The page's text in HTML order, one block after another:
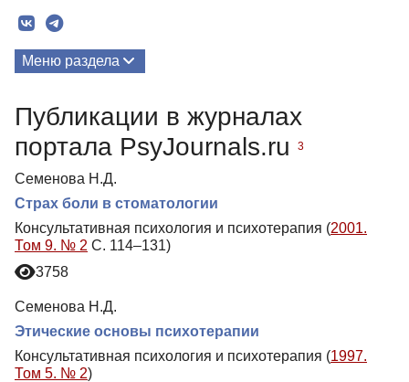
Меню раздела
Публикации в журналах
портала PsyJournals.ru
3
Семенова Н.Д.
Страх боли в стоматологии
Консультативная психология и психотерапия (2001.
Том 9. № 2 С. 114–131)
3758
Семенова Н.Д.
Этические основы психотерапии
Консультативная психология и психотерапия (1997.
Том 5. № 2)